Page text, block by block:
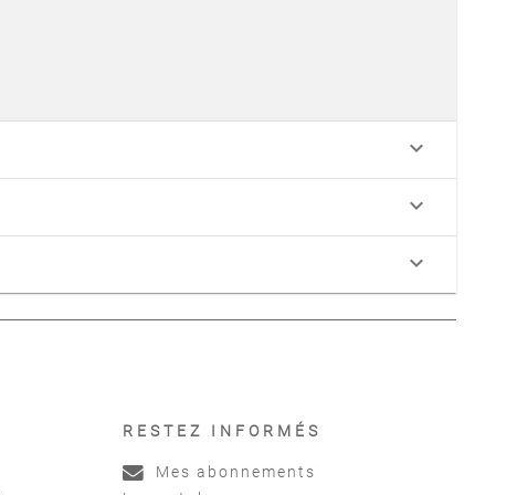
keyboard_arrow_down
keyboard_arrow_down
keyboard_arrow_down
RESTEZ INFORMÉS
Mes abonnements